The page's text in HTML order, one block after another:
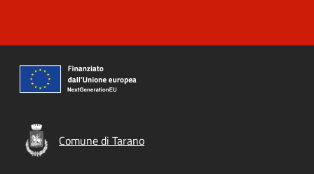
Comune di Tarano